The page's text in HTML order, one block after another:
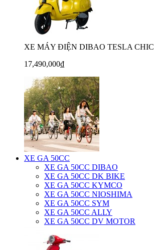
XE MÁY ĐIỆN DIBAO TESLA CHIC
17,490,000₫
XE GA 50CC
XE GA 50CC DIBAO
XE GA 50CC DK BIKE
XE GA 50CC KYMCO
XE GA 50CC NIOSHIMA
XE GA 50CC SYM
XE GA 50CC ALLY
XE GA 50CC DV MOTOR